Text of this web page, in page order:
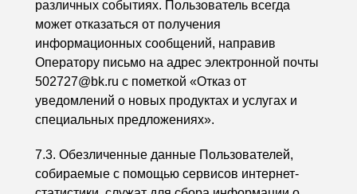
различных событиях. Пользователь всегда
может отказаться от получения
информационных сообщений, направив
Оператору письмо на адрес электронной почты
502727@bk.ru с пометкой «Отказ от
уведомлений о новых продуктах и услугах и
специальных предложениях».
7.3. Обезличенные данные Пользователей,
собираемые с помощью сервисов интернет-